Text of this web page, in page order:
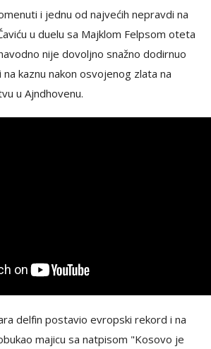
i jednu od najvećih nepravdi na
u duelu sa Majklom Felpsom oteta
nije dovoljno snažno dodirnuo
kaznu nakon osvojenog zlata na
u Ajndhovenu.
delfin postavio evropski rekord i na
majicu sa natpisom "Kosovo je